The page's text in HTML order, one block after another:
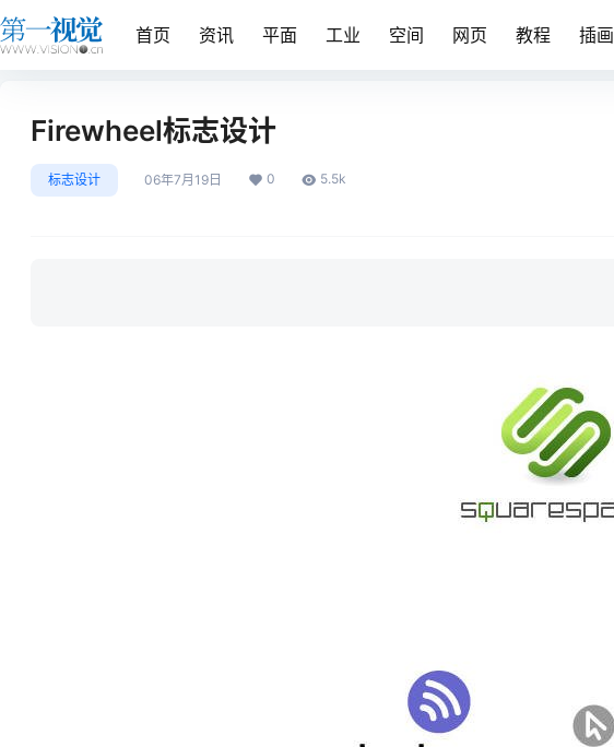
首页 资讯 平面 工业 空间 网页 教程 插画
Firewheel标志设计
标志设计 06年7月19日 0 5.5k